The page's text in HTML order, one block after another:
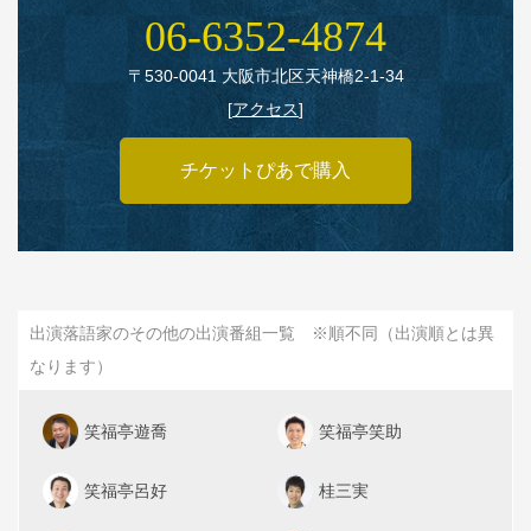
06‑6352‑4874
〒530‑0041 大阪市北区天神橋2‑1‑34
[アクセス]
チケットぴあで購入
出演落語家のその他の出演番組一覧 ※順不同（出演順とは異
なります）
笑福亭遊喬 笑福亭笑助
笑福亭呂好 桂三実